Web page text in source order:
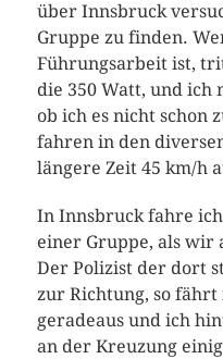
über Innsbruck
Gruppe zu finden.
Führungsarbeit ist,
die 350 Watt, und ich
ob ich es nicht
fahren in den
längere Zeit 45 km/h
In Innsbruck fahre
einer Gruppe, als wir
Der Polizist der dort
zur Richtung, so
geradeaus und ich
an der Kreuzung